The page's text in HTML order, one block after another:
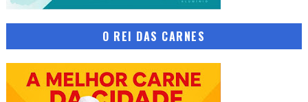
O REI DAS CARNES